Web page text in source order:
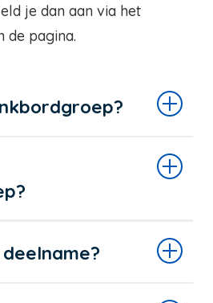
je dan aan via het
de pagina.